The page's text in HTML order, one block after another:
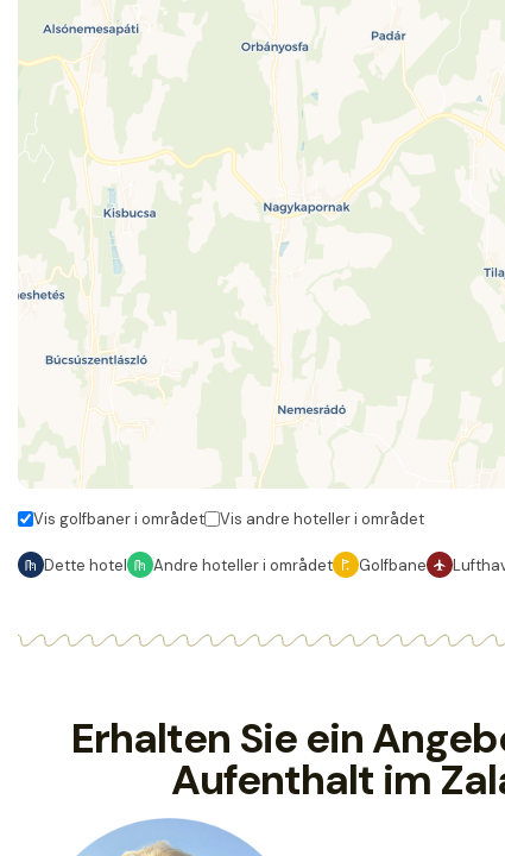
Vis golfbaner i området Vis andre hoteller i området
Dette hotel Andre hoteller i området Golfbane
Erhalten Sie ein
Aufenthalt im